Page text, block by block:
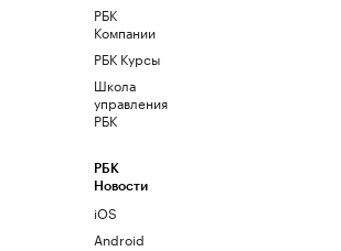
РБК
Компании
РБК Курсы
Школа
управления
РБК
РБК
Новости
iOS
Android